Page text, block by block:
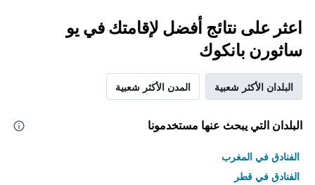
اعثر على نتائج أفضل لإقامتك في يو
ساثورن بانكوك
البلدان الأكثر شعبية المدن الأكثر شعبية
البلدان التي يبحث عنها مستخدمونا
الفنادق في المغرب
الفنادق في قطر